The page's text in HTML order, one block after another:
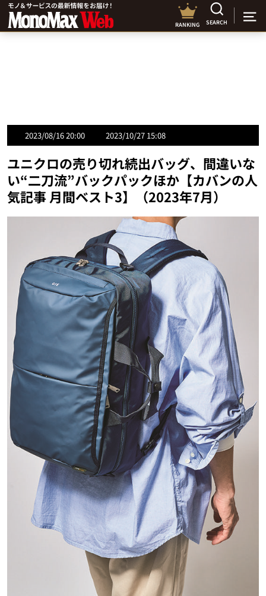
RANKING SEARCH
2023/08/16 20:00 2023/10/27 15:08
ユニクロの売り切れ続出バッグ、間違いな
い“二刀流”バックパックほか【カバンの人
気記事 月間ベスト3】（2023年7月）